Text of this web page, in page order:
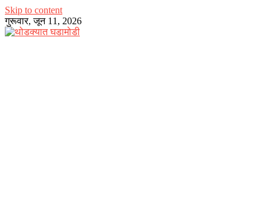
Skip to content
गुरूवार, जून 11, 2026